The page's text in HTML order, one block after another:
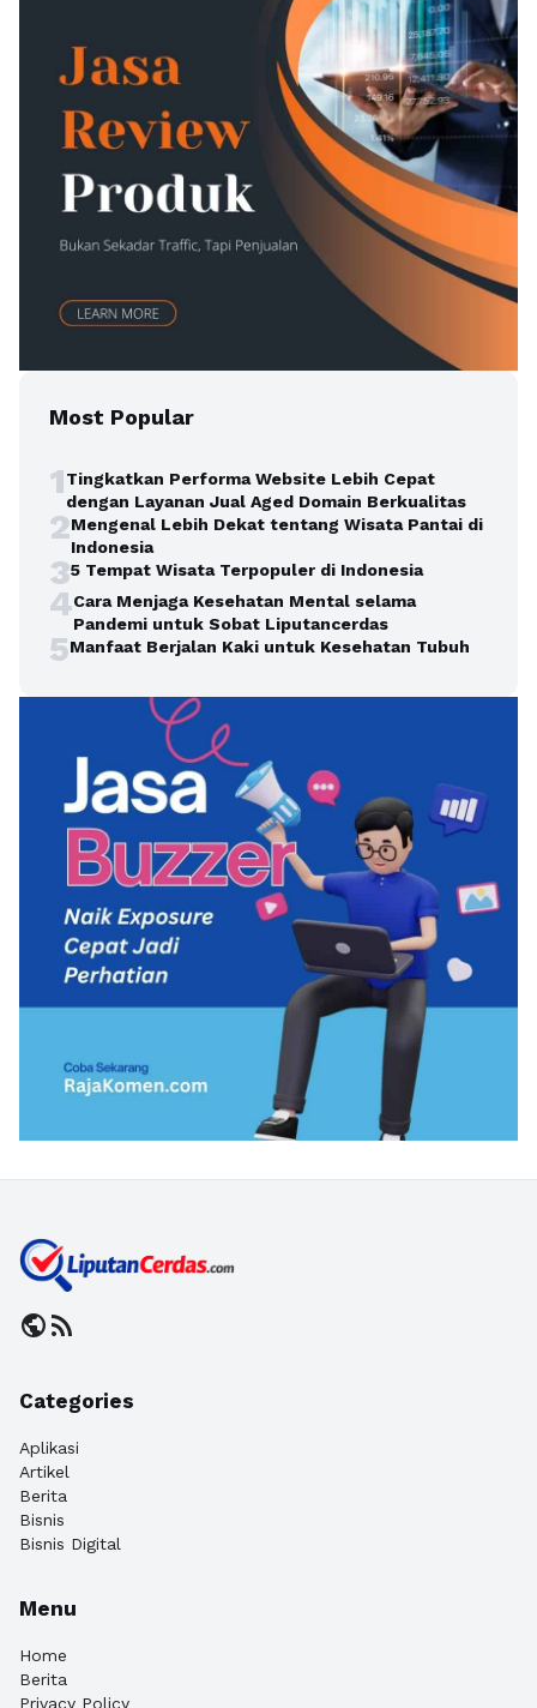
Most Popular
1Tingkatkan Performa Website Lebih Cepat
dengan Layanan Jual Aged Domain Berkualitas
2Mengenal Lebih Dekat tentang Wisata Pantai di
Indonesia
35 Tempat Wisata Terpopuler di Indonesia
4Cara Menjaga Kesehatan Mental selama
Pandemi untuk Sobat Liputancerdas
5Manfaat Berjalan Kaki untuk Kesehatan Tubuh
publicrss_feed
Categories
Aplikasi
Artikel
Berita
Bisnis
Bisnis Digital
Menu
Home
Berita
Privacy Policy